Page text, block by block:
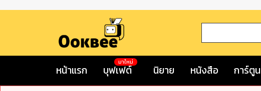
หน้าแรก บุฟเฟต์
มาใหม่
นิยาย หนังสือ การ์ตูน